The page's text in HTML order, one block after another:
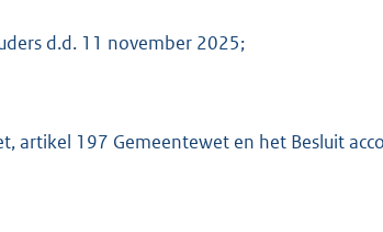
d.d. 11 november 2025;
artikel 197 Gemeentewet en het Besluit